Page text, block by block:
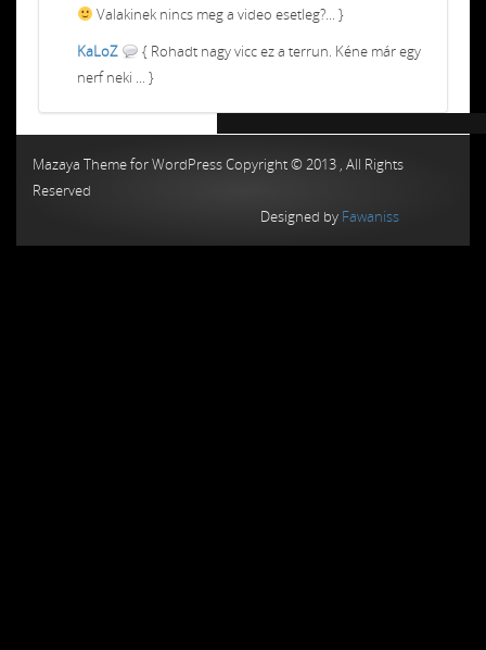
Valakinek nincs meg a video esetleg?... }
KaLoZ
{ Rohadt nagy vicc ez a terrun. Kéne már egy
nerf neki ... }
Mazaya Theme for WordPress Copyright © 2013 , All Rights
Reserved
Designed by Fawaniss